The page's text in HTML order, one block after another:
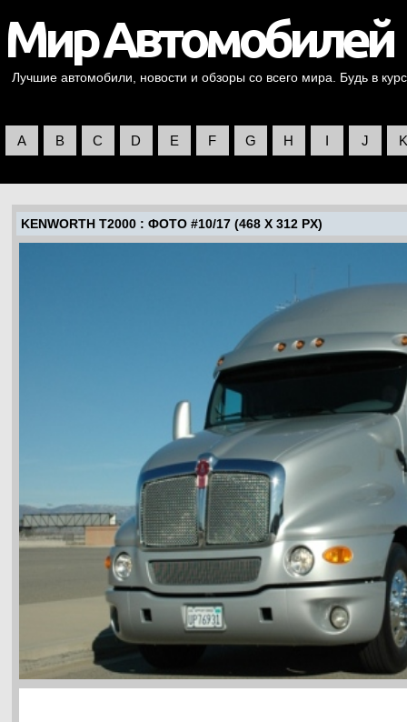
Лучшие автомобили, новости и обзоры со всего мира. Будь в
A B C D E F G H I J K
KENWORTH T2000 : ФОТО #10/17 (468 X 312 PX)